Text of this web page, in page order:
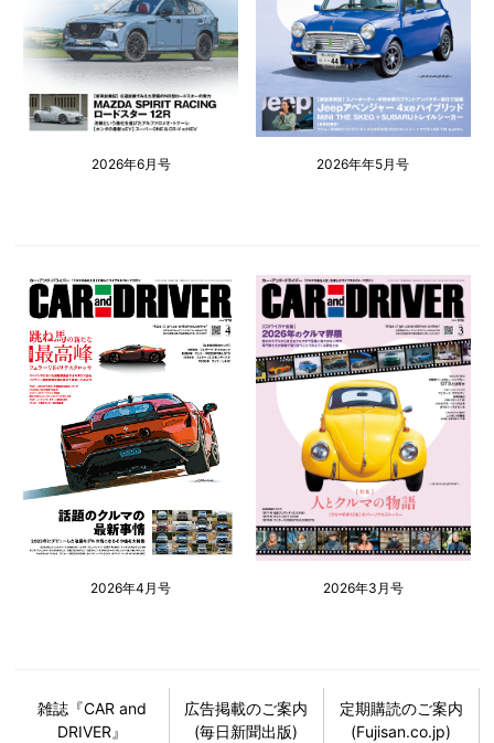
2026年6月号 2026年年5月号
2026年4月号 2026年3月号
雑誌『CAR and
DRIVER』
広告掲載のご案内
(毎日新聞出版)
定期購読のご案内
(Fujisan.co.jp)